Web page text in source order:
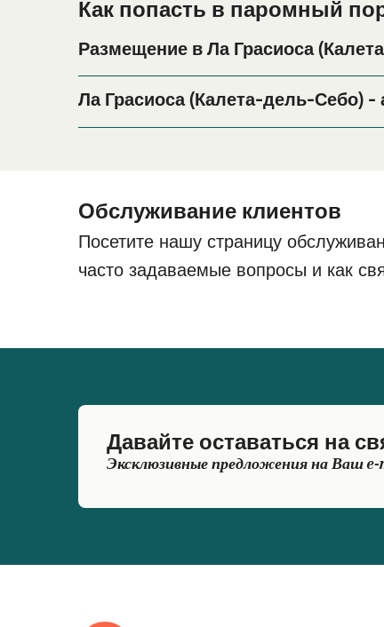
Как попасть в паромный
Размещение в Ла Грасиоса
Если вы планируете провести ночь в порту
вариант проживания на весь период
Ла Грасиоса (Калета-дель-Себо) -
Обслуживание клиентов
Посетите нашу страницу
часто задаваемые вопросы и как
Давайте оставаться на
Эксклюзивные предложения на Ваш